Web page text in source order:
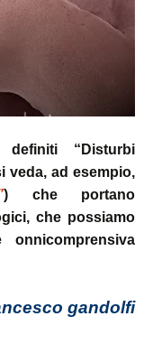
“Disturbi
veda, ad esempio,
) che portano
che possiamo
gandolfi